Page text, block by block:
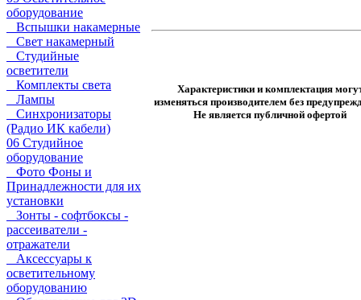
оборудование
Вспышки накамерные
Свет накамерный
Студийные
осветители
Комплекты света
Лампы
Синхронизаторы
(Радио ИК кабели)
06 Студийное
оборудование
Фото Фоны и
Принадлежности для их
установки
Зонты - софтбоксы -
рассеиватели -
отражатели
Аксессуары к
осветительному
оборудованию
Характеристики и комплектация
изменяться производителем без
Не является публичной офертой